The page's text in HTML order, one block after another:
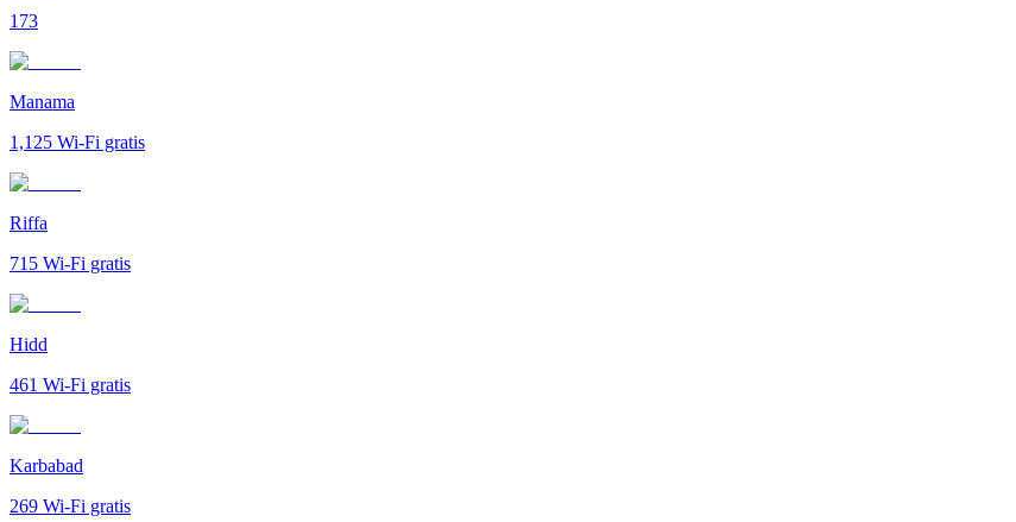
173
Manama
1,125 Wi-Fi gratis
Riffa
715 Wi-Fi gratis
Hidd
461 Wi-Fi gratis
Karbabad
269 Wi-Fi gratis